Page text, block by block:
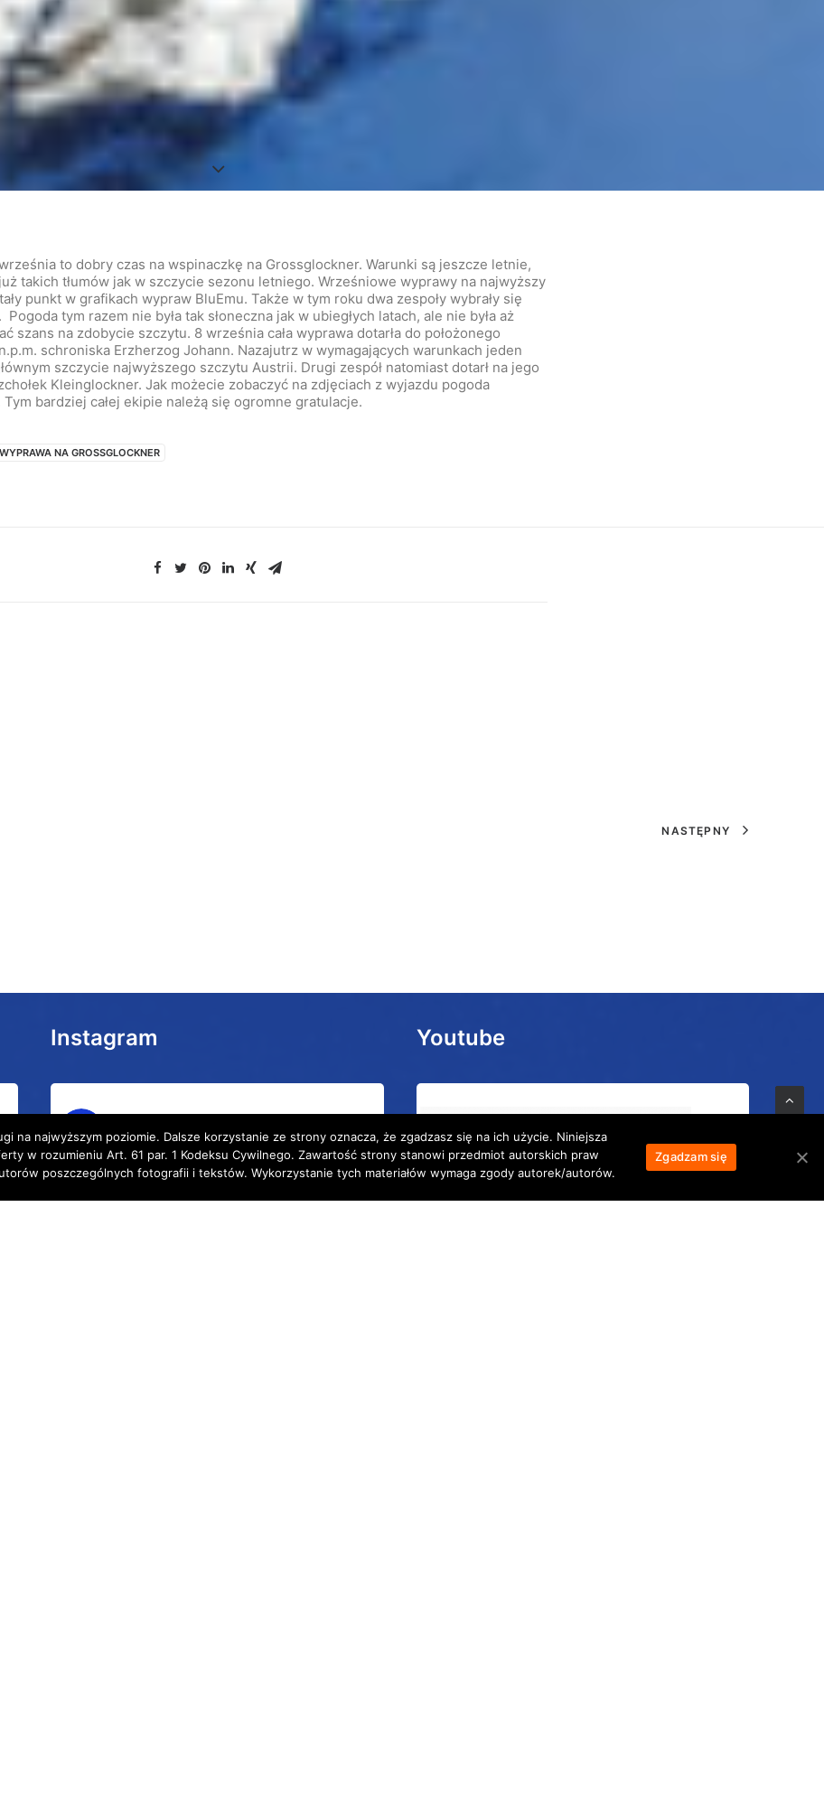
to dobry czas na wspinaczkę na Grossglockner. Warunki są jeszcze letnie,
takich tłumów jak w szczycie sezonu letniego. Wrześniowe wyprawy na najwyższy
punkt w grafikach wypraw BluEmu. Także w tym roku dwa zespoły wybrały się
tym razem nie była tak słoneczna jak w ubiegłych latach, ale nie była aż
szans na zdobycie szczytu. 8 września cała wyprawa dotarła do położonego
schroniska Erzherzog Johann. Nazajutrz w wymagających warunkach jeden
szczycie najwyższego szczytu Austrii. Drugi zespół natomiast dotarł na jego
Kleinglockner. Jak możecie zobaczyć na zdjęciach z wyjazdu pogoda
Tym bardziej całej ekipie należą się ogromne gratulacje.
WYPRAWA NA GROSSGLOCKNER
NASTĘPNY
Instagram
bluemu_wyprawy
Youtube
na najwyższym poziomie. Dalsze korzystanie ze strony oznacza, że zgadzasz się na ich użycie. Niniejsza
w rozumieniu Art. 61 par. 1 Kodeksu Cywilnego. Zawartość strony stanowi przedmiot autorskich praw
poszczególnych fotografii i tekstów. Wykorzystanie tych materiałów wymaga zgody autorek/autorów.
Zgadzam się